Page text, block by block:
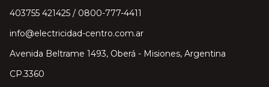
403755 421425 / 0800-777-4411
info@electricidad-centro.com.ar
Avenida Beltrame 1493, Oberá - Misiones, Argentina
CP.3360